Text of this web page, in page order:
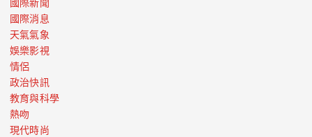
國際新聞
國際消息
天氣氣象
娛樂影視
情侶
政治快訊
教育與科學
熱吻
現代時尚